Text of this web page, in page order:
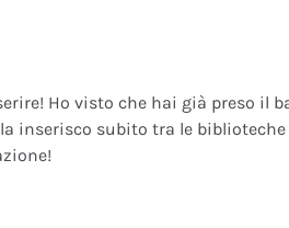
Ho visto che hai già preso il
inserisco subito tra le